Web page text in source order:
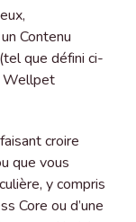
Contenu
que défini ci-
Wellpet
croire
que vous
y compris
Core ou d’une